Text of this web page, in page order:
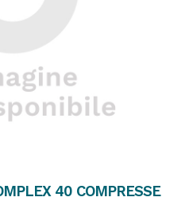
40 COMPRESSE